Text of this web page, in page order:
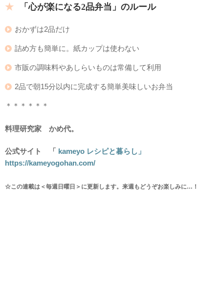
「心が楽になる2品弁当」のルール
おかずは2品だけ
詰め方も簡単に。紙カップは使わない
市販の調味料やあしらいものは常備して利用
2品で朝15分以内に完成する簡単美味しいお弁当
＊＊＊＊＊＊
料理研究家 かめ代。
公式サイト 「
kameyo レシピと暮らし」
https://kameyogohan.com/
☆この連載は＜毎週日曜日＞に更新します。来週もどうぞお楽しみに…！